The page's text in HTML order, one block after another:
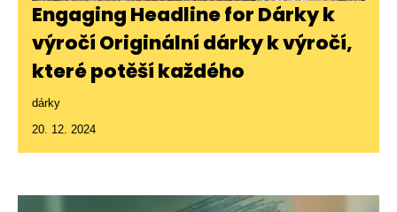
Engaging Headline for Dárky k
výročí Originální dárky k výročí,
které potěší každého
dárky
20. 12. 2024